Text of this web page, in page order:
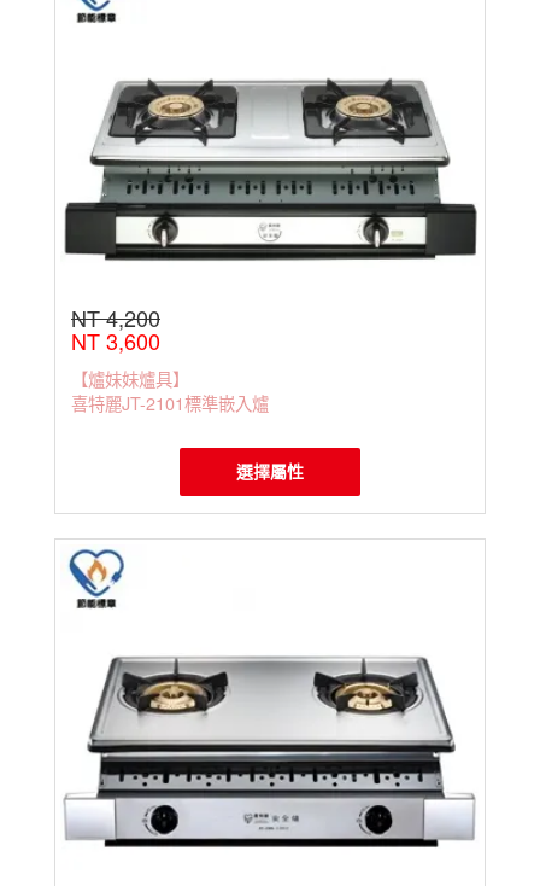
NT 4,200
NT 3,600
【爐妹妹爐具】
喜特麗JT-2101標準嵌入爐
選擇屬性